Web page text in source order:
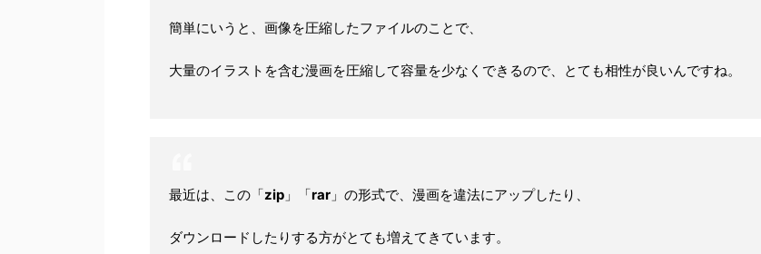
簡単にいうと、画像を圧縮したファイルのことで、
大量のイラストを含む漫画を圧縮して容量を少なくできるので、とても相性が良いんですね。
最近は、この「zip 」「rar 」の形式で、漫画を違法にアップしたり、
ダウンロードしたりする方がとても増えてきています。